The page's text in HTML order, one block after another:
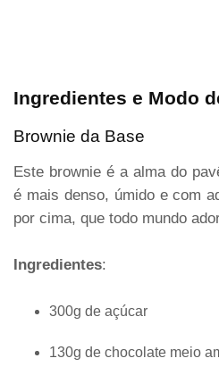
Ingredientes e Modo
Brownie da Base
Este brownie é a alma do
é mais denso, úmido e com
por cima, que todo mundo
Ingredientes:
300g de açúcar
130g de chocolate meio